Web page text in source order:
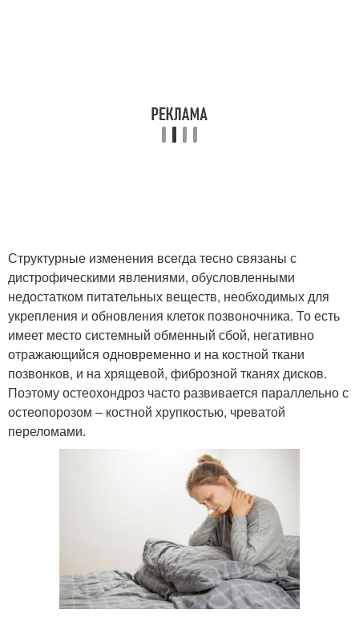
Структурные изменения всегда тесно связаны с
дистрофическими явлениями, обусловленными
недостатком питательных веществ, необходимых для
укрепления и обновления клеток позвоночника. То есть
имеет место системный обменный сбой, негативно
отражающийся одновременно и на костной ткани
позвонков, и на хрящевой, фиброзной тканях дисков.
Поэтому остеохондроз часто развивается параллельно с
остеопорозом – костной хрупкостью, чреватой
переломами.